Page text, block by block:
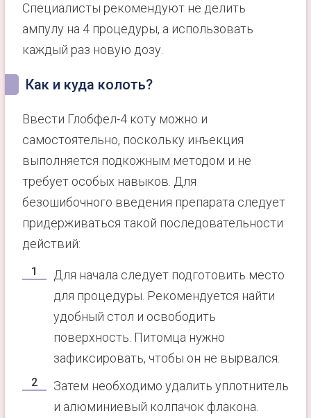
Специалисты рекомендуют не делить
ампулу на 4 процедуры, а использовать
каждый раз новую дозу.
Как и куда колоть?
Ввести Глобфел-4 коту можно и
самостоятельно, поскольку инъекция
выполняется подкожным методом и не
требует особых навыков. Для
безошибочного введения препарата следует
придерживаться такой последовательности
действий:
Для начала следует подготовить место
для процедуры. Рекомендуется найти
удобный стол и освободить
поверхность. Питомца нужно
зафиксировать, чтобы он не вырвался.
Затем необходимо удалить уплотнитель
и алюминиевый колпачок флакона.